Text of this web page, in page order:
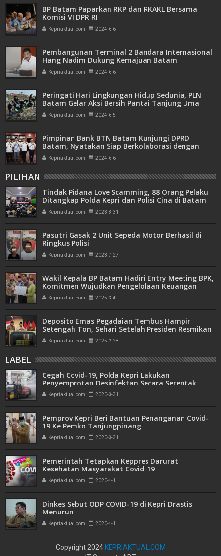
BP Batam Paparkan RKP dan RKAKL Bersama
Komisi VI DPR RI
Kepriaktual.com 2024-6-6
Pembangunan Terminal 2 Bandara Internasional
Hang Nadim Dukung Kemajuan Batam
Kepriaktual.com 2024-6-6
Peringati Hari Lingkungan Hidup Sedunia, PLN
Batam Gelar Aksi Bersih Pantai Tanjung Uma
Kepriaktual.com 2024-6-5
Pimpinan Bank BTN Batam Kunjungi DPRD
Batam, Nyatakan Siap Berkolaborasi dengan
Pemerintah
Kepriaktual.com 2024-6-6
PILIHAN
Tindak Pidana Love Scamming, 88 Orang Pelaku
Ditangkap Polda Kepri dan Polisi Cina di Batam
Kepriaktual.com 2023-8-31
Pasutri Gasak 2 Unit Sepeda Motor Berhasil di
Ringkus Polisi
Kepriaktual.com 2023-7-27
Wakil Kepala BP Batam Hadiri Entry Meeting BPK,
Komitmen Wujudkan Pengelolaan Keuangan
Transparan dan Akuntabel
Kepriaktual.com 2025-3-4
Deposito Emas Pegadaian Tembus Hampir
Setengah Ton, Sehari Setelah Presiden Resmikan
Bank Emas
Kepriaktual.com 2025-2-28
LABEL
Cegah Covid-19, Polda Kepri Lakukan
Penyemprotan Desinfektan Secara Serentak
Kepriaktual.com 2020-3-31
Pemprov Kepri Beri Bantuan Penanganan Covid-
19 Ke Pemko Tanjungpinang
Kepriaktual.com 2020-3-31
Pemerintah Tetapkan Keppres Darurat
Kesehatan Masyarakat Covid-19
Kepriaktual.com 2020-4-1
Dinkes Sebut ODP COVID-19 di Kepri Drastis
Menurun
Kepriaktual.com 2020-4-1
Copyright 2024 KEPRIAKTUAL.COM